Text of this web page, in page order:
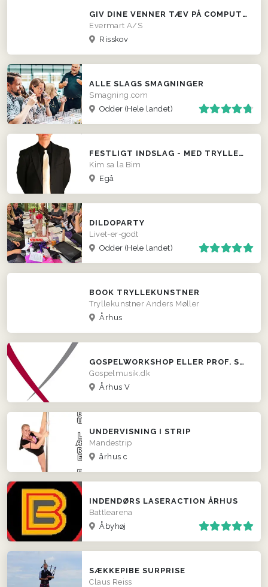
GIV DINE VENNER TÆV PÅ COMPUTEREN
Evermart A/S
Risskov
ALLE SLAGS SMAGNINGER
Smagning.com
Odder (Hele landet)
FESTLIGT INDSLAG - MED TRYLLEKUNSTNEREN KIM SA LA BIM!
Kim sa la Bim
Egå
DILDOPARTY
Livet-er-godt
Odder (Hele landet)
BOOK TRYLLEKUNSTNER
Tryllekunstner Anders Møller
Århus
GOSPELWORKSHOP ELLER PROF. STEMMETRÆNING
Gospelmusik.dk
Århus V
UNDERVISNING I STRIP
Mandestrip
århus c
INDENDØRS LASERACTION ÅRHUS
Battlearena
Åbyhøj
SÆKKEPIBE SURPRISE
Claus Reiss